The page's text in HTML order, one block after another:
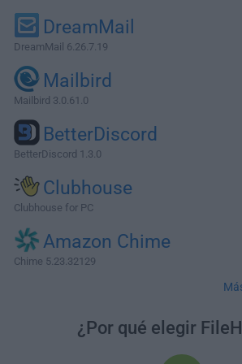
DreamMail
DreamMail 6.26.7.19
Mailbird
Mailbird 3.0.61.0
BetterDiscord
BetterDiscord 1.3.0
Clubhouse
Clubhouse for PC
Amazon Chime
Chime 5.23.32129
¿Por qué elegir